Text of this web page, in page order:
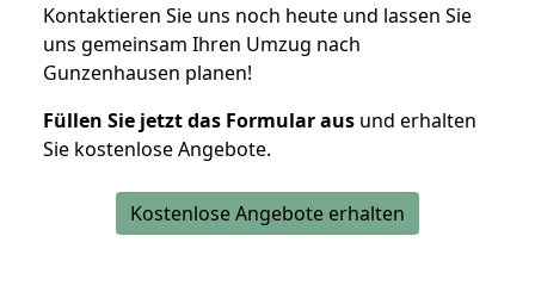
Kontaktieren Sie uns noch heute und lassen Sie
uns gemeinsam Ihren Umzug nach
Gunzenhausen planen!
Füllen Sie jetzt das Formular aus und erhalten
Sie kostenlose Angebote.
Kostenlose Angebote erhalten